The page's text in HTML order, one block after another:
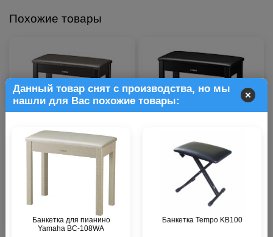
Данный товар снят с производства, но мы
нашли для Вас похожие товары:
Банкетка для пианино
Yamaha BC-108WA
Банкетка Tempo KB100
Похожие товары
Банкетка для пианино Yamaha
BC-108DR
13 500 р.
Банкетка для пианино Yamaha
BC-108BK
Заказать